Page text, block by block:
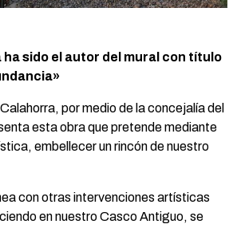
sido el autor del mural con título
por medio de la concejalía del
esta obra que pretende mediante
embellecer un rincón de nuestro
con otras intervenciones artísticas
en nuestro Casco Antiguo, se